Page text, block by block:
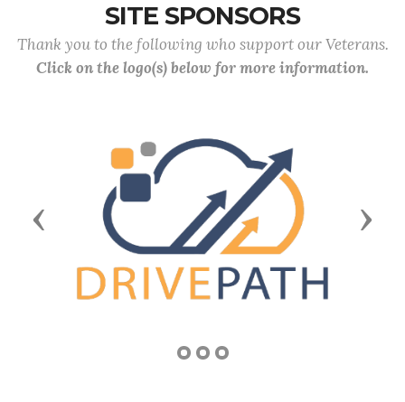
SITE SPONSORS
Thank you to the following who support our Veterans.
Click on the logo(s) below for more information.
Previous Next